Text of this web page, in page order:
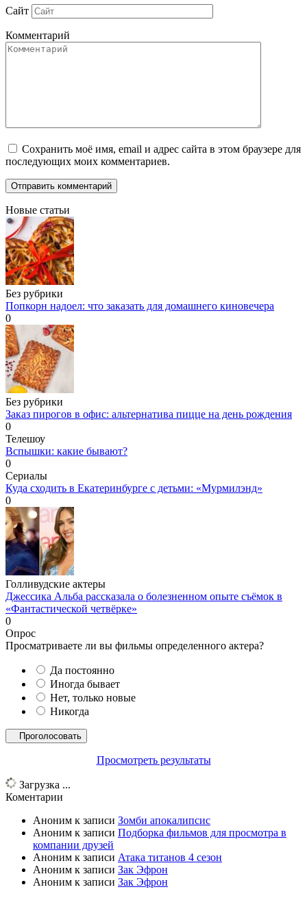
Сайт
Комментарий
Сохранить моё имя, email и адрес сайта в этом браузере для
последующих моих комментариев.
Новые статьи
Без рубрики
Попкорн надоел: что заказать для домашнего киновечера
0
Без рубрики
Заказ пирогов в офис: альтернатива пицце на день рождения
0
Телешоу
Вспышки: какие бывают?
0
Сериалы
Куда сходить в Екатеринбурге с детьми: «Мурмилэнд»
0
Голливудские актеры
Джессика Альба рассказала о болезненном опыте съёмок в
«Фантастической четвёрке»
0
Опрос
Просматриваете ли вы фильмы определенного актера?
Да постоянно
Иногда бывает
Нет, только новые
Никогда
Просмотреть результаты
Загрузка ...
Коментарии
Аноним к записи Зомби апокалипсис
Аноним к записи Подборка фильмов для просмотра в
компании друзей
Аноним к записи Атака титанов 4 сезон
Аноним к записи Зак Эфрон
Аноним к записи Зак Эфрон